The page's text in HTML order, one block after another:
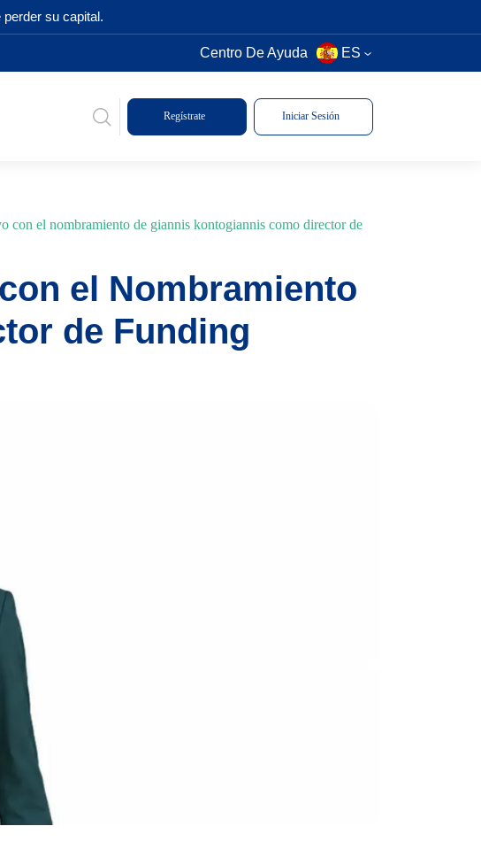
su capital.
Centro De Ayuda ES
Regístrate Iniciar Sesión
con el nombramiento de giannis kontogiannis como director de
el Nombramiento
de Funding